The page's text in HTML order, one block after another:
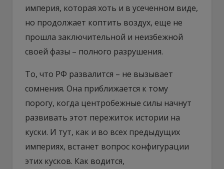
империя, которая хоть и в усеченном виде,
но продолжает коптить воздух, еще не
прошла заключительной и неизбежной
своей фазы – полного разрушения.
То, что РФ развалится – не вызывает
сомнения. Она приближается к тому
порогу, когда центробежные силы начнут
развивать этот пережиток истории на
куски. И тут, как и во всех предыдущих
империях, встанет вопрос конфигурации
этих кусков. Как водится,